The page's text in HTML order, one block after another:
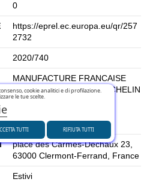
0
https://eprel.ec.europa.eu/qr/257
2732
2020/740
MANUFACTURE FRANCAISE
DES PNEUMATIQUES MICHELIN
- contact@tc.michelin.eu
Center)
place des Carmes-Déchaux 23,
63000 Clermont-Ferrand, France
Estivi
cookie analitici e di profilazione.
le tue scelte.
RIFIUTA TUTTI
TUTTI